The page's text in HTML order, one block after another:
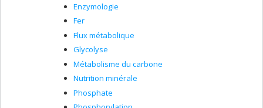
Enzymologie
Fer
Flux métabolique
Glycolyse
Métabolisme du carbone
Nutrition minérale
Phosphate